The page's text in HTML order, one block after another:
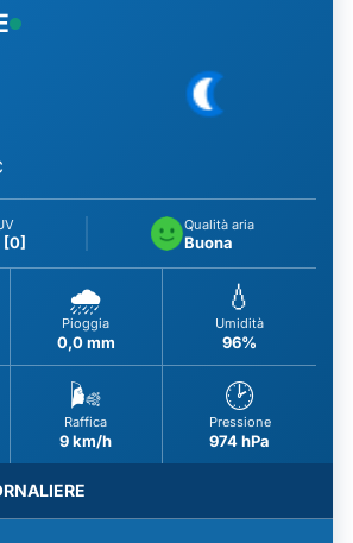
[0]
Qualità aria
Buona
🌧️
Pioggia
0,0 mm
💧
Umidità
96%
🌬️
Raffica
9 km/h
🕑
Pressione
974 hPa